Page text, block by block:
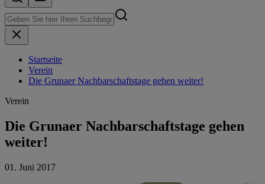
Startseite
Verein
Die Grunaer Nachbarschaftstage gehen weiter!
Verein
Die Grunaer Nachbarschaftstage gehen
weiter!
01. Juni 2017